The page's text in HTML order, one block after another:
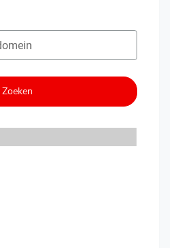
Zoeken